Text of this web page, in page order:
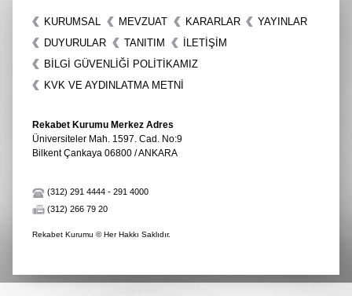
KURUMSAL MEVZUAT KARARLAR
YAYINLAR
DUYURULAR
TANITIM
İLETIŞIM
BİLGİ GÜVENLİĞİ POLİTİKAMIZ
KVK VE AYDINLATMA METNİ
Rekabet Kurumu Merkez Adres
Üniversiteler Mah. 1597. Cad. No:9
Bilkent Çankaya 06800 / ANKARA
(312) 291 4444 - 291 4000
(312) 266 79 20
Rekabet Kurumu © Her Hakkı Saklıdır.